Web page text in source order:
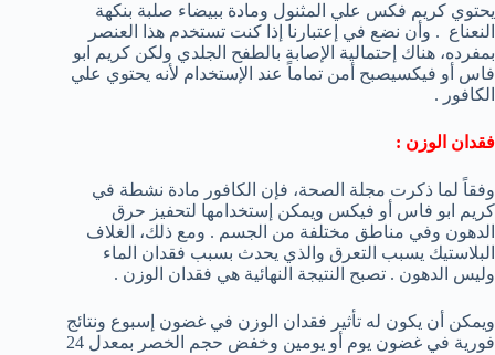
يحتوي كريم فكس علي المثنول ومادة ببيضاء صلبة بنكهة
النعناع . وأن نضع في إعتبارنا إذا كنت تستخدم هذا العنصر
بمفرده، هناك إحتمالية الإصابة بالطفح الجلدي ولكن كريم ابو
فاس أو فيكسيصبح أمن تماماً عند الإستخدام لأنه يحتوي علي
الكافور .
فقدان الوزن :
وفقاً لما ذكرت مجلة الصحة، فإن الكافور مادة نشطة في
كريم ابو فاس أو فيكس ويمكن إستخدامها لتحفيز حرق
الدهون وفي مناطق مختلفة من الجسم . ومع ذلك، الغلاف
البلاستيك يسبب التعرق والذي يحدث بسبب فقدان الماء
وليس الدهون . تصبح النتيجة النهائية هي فقدان الوزن .
ويمكن أن يكون له تأثير فقدان الوزن في غضون إسبوع ونتائج
فورية في غضون يوم أو يومين وخفض حجم الخصر بمعدل 24